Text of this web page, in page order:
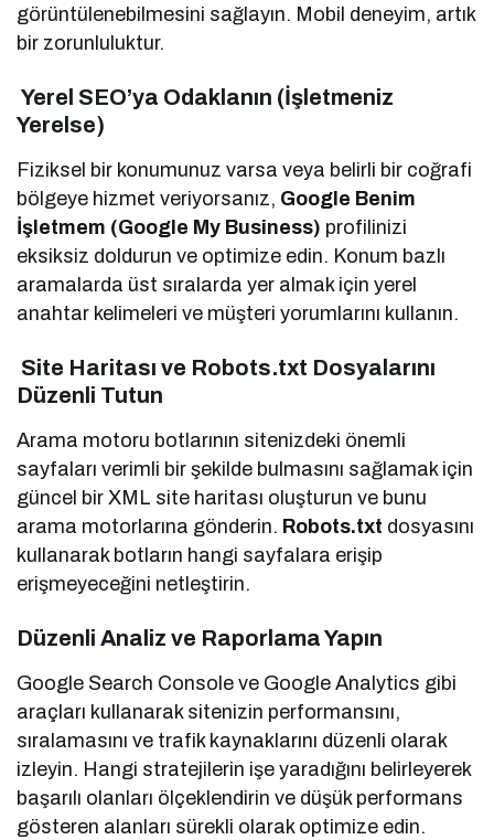
görüntülenebilmesini sağlayın. Mobil deneyim, artık
bir zorunluluktur.
Yerel SEO’ya Odaklanın (İşletmeniz
Yerelse)
Fiziksel bir konumunuz varsa veya belirli bir coğrafi
bölgeye hizmet veriyorsanız, Google Benim
İşletmem (Google My Business) profilinizi
eksiksiz doldurun ve optimize edin. Konum bazlı
aramalarda üst sıralarda yer almak için yerel
anahtar kelimeleri ve müşteri yorumlarını kullanın.
Site Haritası ve Robots.txt Dosyalarını
Düzenli Tutun
Arama motoru botlarının sitenizdeki önemli
sayfaları verimli bir şekilde bulmasını sağlamak için
güncel bir XML site haritası oluşturun ve bunu
arama motorlarına gönderin. Robots.txt dosyasını
kullanarak botların hangi sayfalara erişip
erişmeyeceğini netleştirin.
Düzenli Analiz ve Raporlama Yapın
Google Search Console ve Google Analytics gibi
araçları kullanarak sitenizin performansını,
sıralamasını ve trafik kaynaklarını düzenli olarak
izleyin. Hangi stratejilerin işe yaradığını belirleyerek
başarılı olanları ölçeklendirin ve düşük performans
gösteren alanları sürekli olarak optimize edin.